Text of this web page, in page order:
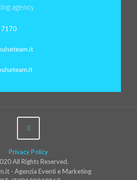
agency
Privacy Policy
All Rights Reserved.
- Agenzia Eventi e Marketing